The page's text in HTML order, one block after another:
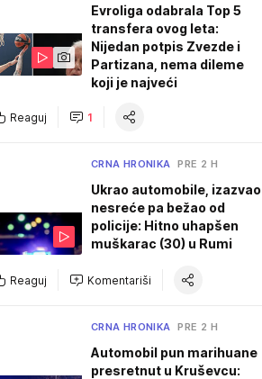
Evroliga odabrala Top 5
transfera ovog leta:
Nijedan potpis Zvezde i
Partizana, nema dileme
koji je najveći
Reaguj 1
CRNA HRONIKA PRE 2 H
Ukrao automobile, izazvao
nesreće pa bežao od
policije: Hitno uhapšen
muškarac (30) u Rumi
Reaguj Komentariši
CRNA HRONIKA PRE 2 H
Automobil pun marihuane
presretnut u Kruševcu: